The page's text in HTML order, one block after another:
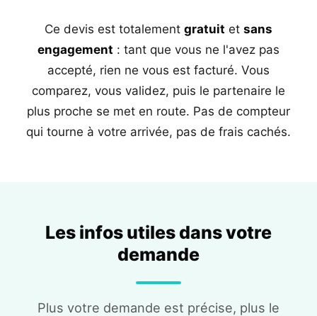
Ce devis est totalement gratuit et sans
engagement : tant que vous ne l'avez pas
accepté, rien ne vous est facturé. Vous
comparez, vous validez, puis le partenaire le
plus proche se met en route. Pas de compteur
qui tourne à votre arrivée, pas de frais cachés.
Les infos utiles dans votre
demande
Plus votre demande est précise, plus le